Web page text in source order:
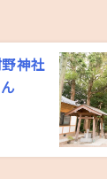
神社